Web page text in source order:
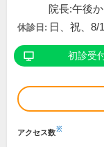
院長:午後
休診日: 日、祝、8/
初診受
アクセス数※